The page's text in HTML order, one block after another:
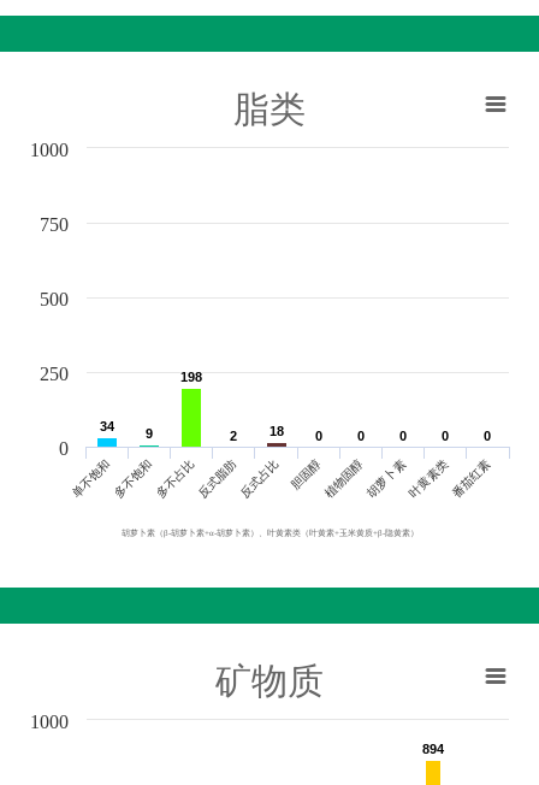
脂类
胡萝卜素（β-胡萝卜素+α-胡萝卜素）、叶黄素类（叶黄素+玉米黄质+β-隐黄素）
34
34 9
9
198
198
2
2 18
18 0
0 0
0 0
0 0
0 0
0
单不饱和多不饱和多不占比反式脂肪反式占比 胆固醇植物固醇胡萝卜素叶黄素类番茄红素
0
250
500
750
1000
矿物质
894
894
1000